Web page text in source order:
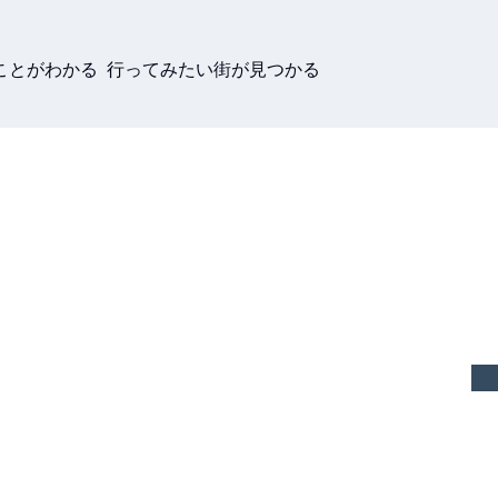
とがわかる 行ってみたい街が見つかる